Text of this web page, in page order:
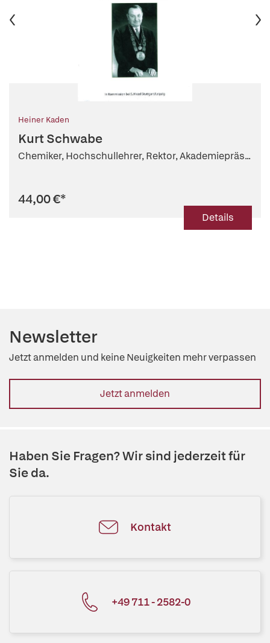
Heiner Kaden
Kurt Schwabe
Chemiker, Hochschullehrer, Rektor, Akademiepräs...
44,00 €*
Details
Newsletter
Jetzt anmelden und keine Neuigkeiten mehr verpassen
Jetzt anmelden
Haben Sie Fragen? Wir sind jederzeit für
Sie da.
Kontakt
+49 711 - 2582-0